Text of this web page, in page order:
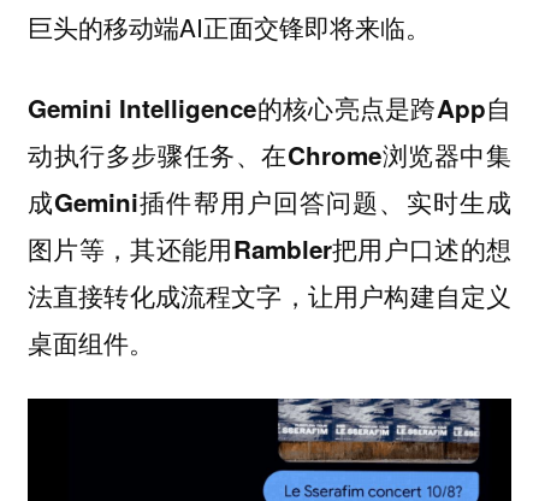
巨头的移动端AI正面交锋即将来临。
Gemini Intelligence的核心亮点是跨App自
动执行多步骤任务、在Chrome浏览器中集
成Gemini插件帮用户回答问题、实时生成
图片等，其还能用Rambler把用户口述的想
法直接转化成流程文字，让用户构建自定义
桌面组件。